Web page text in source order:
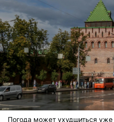
Погода может ухудшиться